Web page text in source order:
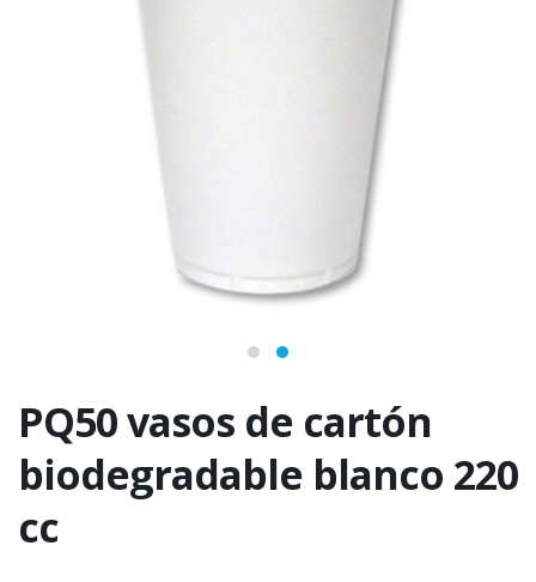
PQ50 vasos de cartón
biodegradable blanco 220
cc